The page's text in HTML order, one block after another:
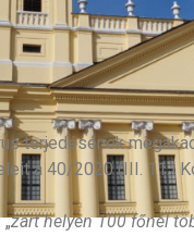
terjedésének
a 40/2020 (III. 11.)
zárt helyen 100 főnél